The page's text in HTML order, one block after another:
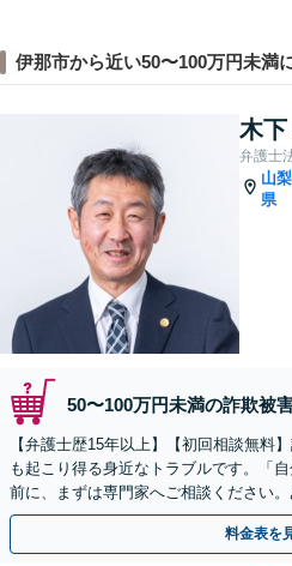
伊那市から近い50〜100万円未満
木
弁護士
山梨
県
50〜100万円未満の詐欺被
【弁護士歴15年以上】【初回相談無料
も起こり得る身近なトラブルです。「
前に、まずは専門家へご相談ください。
の解決策へ導きます。【電話・メール
料金表を